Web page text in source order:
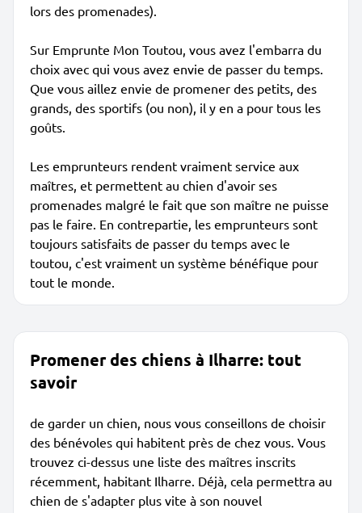
lors des promenades).
Sur Emprunte Mon Toutou, vous avez l'embarra du
choix avec qui vous avez envie de passer du temps.
Que vous aillez envie de promener des petits, des
grands, des sportifs (ou non), il y en a pour tous les
goûts.
Les emprunteurs rendent vraiment service aux
maîtres, et permettent au chien d'avoir ses
promenades malgré le fait que son maître ne puisse
pas le faire. En contrepartie, les emprunteurs sont
toujours satisfaits de passer du temps avec le
toutou, c'est vraiment un système bénéfique pour
tout le monde.
Promener des chiens à Ilharre: tout
savoir
de garder un chien, nous vous conseillons de choisir
des bénévoles qui habitent près de chez vous. Vous
trouvez ci-dessus une liste des maîtres inscrits
récemment, habitant Ilharre. Déjà, cela permettra au
chien de s'adapter plus vite à son nouvel